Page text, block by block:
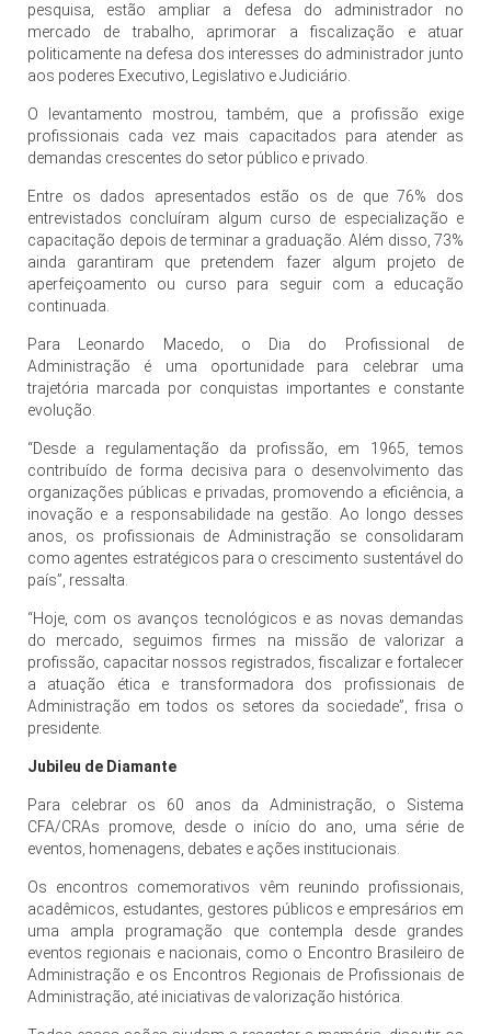
pesquisa, estão ampliar a defesa do administrador no
mercado de trabalho, aprimorar a fiscalização e atuar
politicamente na defesa dos interesses do administrador junto
aos poderes Executivo, Legislativo e Judiciário.
O levantamento mostrou, também, que a profissão exige
profissionais cada vez mais capacitados para atender as
demandas crescentes do setor público e privado.
Entre os dados apresentados estão os de que 76% dos
entrevistados concluíram algum curso de especialização e
capacitação depois de terminar a graduação. Além disso, 73%
ainda garantiram que pretendem fazer algum projeto de
aperfeiçoamento ou curso para seguir com a educação
continuada.
Para Leonardo Macedo, o Dia do Profissional de
Administração é uma oportunidade para celebrar uma
trajetória marcada por conquistas importantes e constante
evolução.
“Desde a regulamentação da profissão, em 1965, temos
contribuído de forma decisiva para o desenvolvimento das
organizações públicas e privadas, promovendo a eficiência, a
inovação e a responsabilidade na gestão. Ao longo desses
anos, os profissionais de Administração se consolidaram
como agentes estratégicos para o crescimento sustentável do
país”, ressalta.
“Hoje, com os avanços tecnológicos e as novas demandas
do mercado, seguimos firmes na missão de valorizar a
profissão, capacitar nossos registrados, fiscalizar e fortalecer
a atuação ética e transformadora dos profissionais de
Administração em todos os setores da sociedade”, frisa o
presidente.
Jubileu de Diamante
Para celebrar os 60 anos da Administração, o Sistema
CFA/CRAs promove, desde o início do ano, uma série de
eventos, homenagens, debates e ações institucionais.
Os encontros comemorativos vêm reunindo profissionais,
acadêmicos, estudantes, gestores públicos e empresários em
uma ampla programação que contempla desde grandes
eventos regionais e nacionais, como o Encontro Brasileiro de
Administração e os Encontros Regionais de Profissionais de
Administração, até iniciativas de valorização histórica.